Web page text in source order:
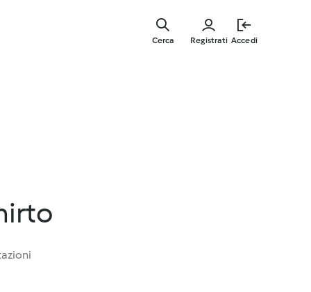
Registrati Accedi
Cerca